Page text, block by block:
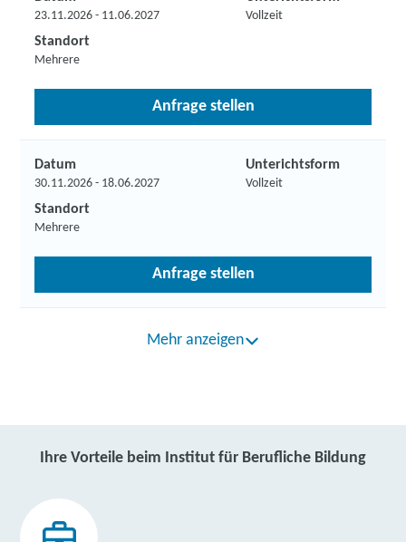
23.11.2026 - 11.06.2027 Vollzeit
Standort
Mehrere
Anfrage stellen
Datum
30.11.2026 - 18.06.2027
Unterichtsform
Vollzeit
Standort
Mehrere
Anfrage stellen
Mehr anzeigen
Ihre Vorteile beim Institut für Berufliche Bildung